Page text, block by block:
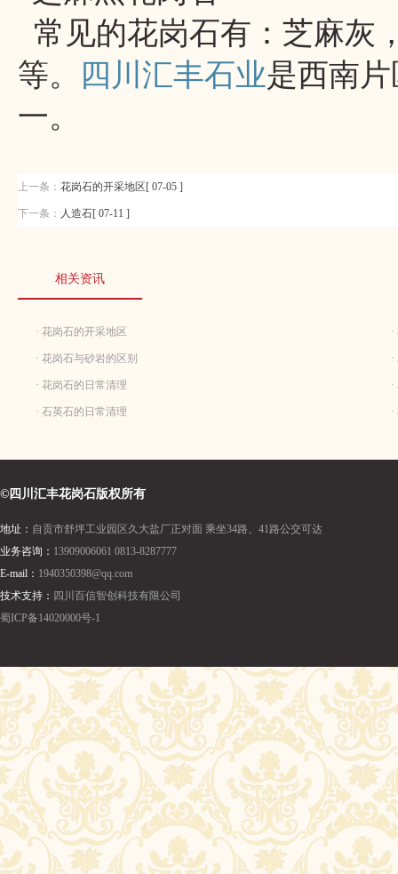
常见的花岗石有：芝麻灰
等。
四川汇丰石业是西南
一。
上一条： 花岗石的开采地区[ 07-05 ]
下一条： 人造石[ 07-11 ]
相关资讯
· 花岗石的开采地区
· 花岗石与砂岩的区别
· 花岗石的日常清理
· 石英石的日常清理
©四川汇丰花岗石版权所有
地址： 自贡市舒坪工业园区久大盐厂正对面 乘坐34路、41路公交可达
业务咨询： 13909006061 0813-8287777
E-mail： 1940350398@qq.com
技术支持： 四川百信智创科技有限公司
蜀ICP备14020000号-1